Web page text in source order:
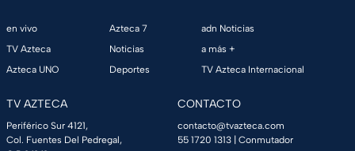
en vivo
TV Azteca
Azteca UNO
Azteca 7
Noticias
Deportes
adn Noticias
a más +
TV Azteca Internacional
TV AZTECA
Periférico Sur 4121,
Col. Fuentes Del Pedregal,
CONTACTO
contacto@tvazteca.com
55 1720 1313 | Conmutador